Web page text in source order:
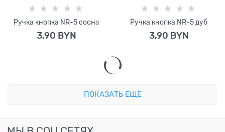
Ручка кнопка NR-5 сосна
3,90 BYN
Ручка кнопка NR-5 дуб
3,90 BYN
ПОКАЗАТЬ ЕЩЕ